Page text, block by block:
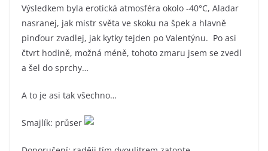
Výsledkem byla erotická atmosféra okolo -40°C, Aladar
nasranej, jak mistr světa ve skoku na špek a hlavně
pinďour zvadlej, jak kytky tejden po Valentýnu. Po asi
čtvrt hodině, možná méně, tohoto zmaru jsem se zvedl
a šel do sprchy…
A to je asi tak všechno…
Smajlík: průser